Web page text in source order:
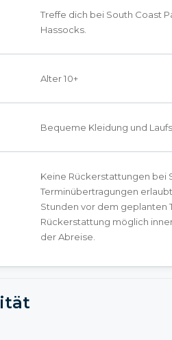
Treffe dich bei South Coast
Hassocks.
Alter 10+
Bequeme Kleidung und
Keine Rückerstattungen bei
Terminübertragungen
Stunden vor dem geplanten
Rückerstattung möglich
der Abreise.